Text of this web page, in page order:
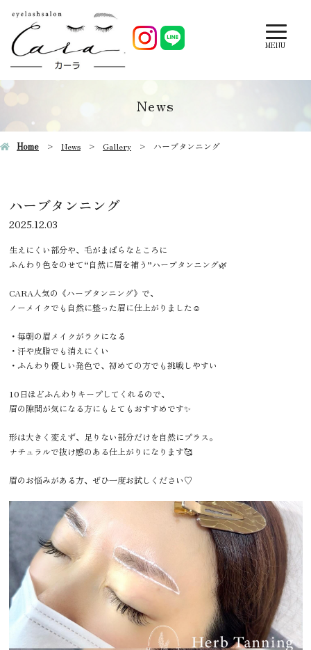
MENU
News
Home News Gallery ハーブタンニング
ハーブタンニング
2025.12.03
生えにくい部分や、毛がまばらなところに
ふんわり色をのせて“自然に眉を補う”ハーブタンニング🌿
CARA人気の《ハーブタンニング》で、
ノーメイクでも自然に整った眉に仕上がりました☺️
・毎朝の眉メイクがラクになる
・汗や皮脂でも消えにくい
・ふんわり優しい発色で、初めての方でも挑戦しやすい
10日ほどふんわりキープしてくれるので、
眉の隙間が気になる方にもとてもおすすめです✨
形は大きく変えず、足りない部分だけを自然にプラス。
ナチュラルで抜け感のある仕上がりになります🥰
眉のお悩みがある方、ぜひ一度お試しください♡